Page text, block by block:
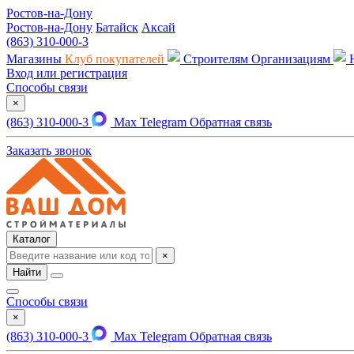
Ростов-на-Дону
Ростов-на-Дону Батайск Аксай
(863) 310-000-3
Магазины Клуб покупателей Строителям Организациям
Вход или регистрация
Способы связи
×
(863) 310-000-3 Max Telegram Обратная связь
Заказать звонок
Каталог
×
Найти
Способы связи
×
(863) 310-000-3 Max Telegram Обратная связь